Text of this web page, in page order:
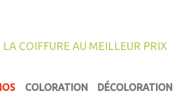
COIFFURE AU MEILLEUR PRIX
COLORATION DÉCOLORATION